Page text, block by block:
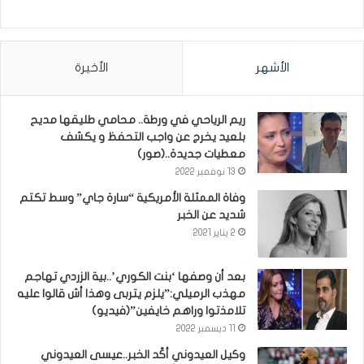
الأشهر الأخيرة
ريم الرياحي في ورطة.. محامي طليقها مديح
بلعيد يخرج عن واجب التحفظ و يكشف
معطيات جديدة..(صور)
13 نوفمبر 2022
وفاة الممثلة الأمريكية “سارة جاي” وسط تكتم
شديد عن الخبر
2 يناير 2021
بعد أن وصفها ‘بنت الكوري’..بية الزردي تهاجم
مهذب الرميلي:”يلزم يتربى وهذا أش قالوا عليه
تلامذتوا وراهم خايفين”(فيديو)
وكيل العيدوني أكّد الخبر..عيسى العيدوني